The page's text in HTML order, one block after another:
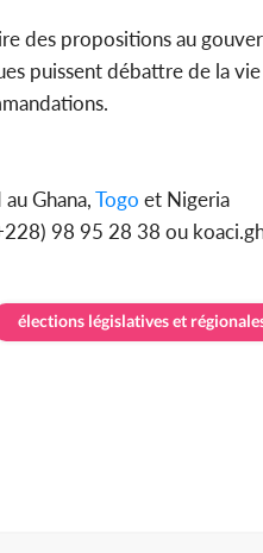
des propositions au
puissent débattre de la
Ghana,Togo et Nigeria
98 95 28 38 ou
élections législatives et